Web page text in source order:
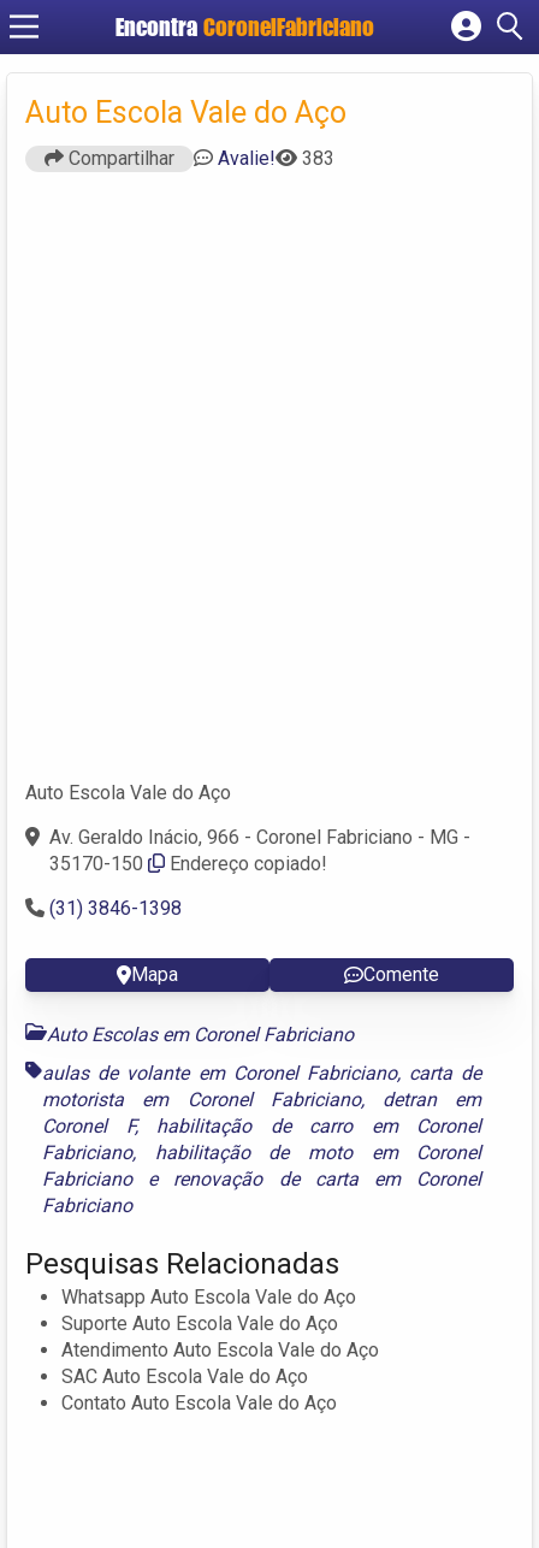
Encontra CoronelFabriciano
Cadastrar empresa
Criar conta
Auto Escola Vale do Aço
Compartilhar Avalie! 383
Auto Escola Vale do Aço
Av. Geraldo Inácio, 966 - Coronel Fabriciano - MG -
35170-150
Endereço copiado!
(31) 3846-1398
Mapa Comente
Auto Escolas em Coronel Fabriciano
aulas de volante em Coronel Fabriciano, carta de
motorista em Coronel Fabriciano, detran em
Coronel F, habilitação de carro em Coronel
Fabriciano, habilitação de moto em Coronel
Fabricianoe renovação de carta em Coronel
Fabriciano
Pesquisas Relacionadas
Whatsapp Auto Escola Vale do Aço
Suporte Auto Escola Vale do Aço
Atendimento Auto Escola Vale do Aço
SAC Auto Escola Vale do Aço
Contato Auto Escola Vale do Aço